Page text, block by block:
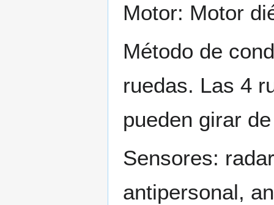
Motor: Motor
Método de
ruedas. Las 4
pueden girar
Sensores:
antipersonal,